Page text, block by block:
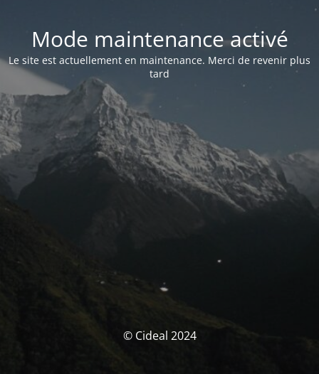
Mode maintenance activé
Le site est actuellement en maintenance. Merci de revenir plus
tard
© Cideal 2024